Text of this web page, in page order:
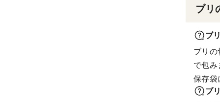
ブリ
ブ
ブリの
で包み
保存袋
ブ